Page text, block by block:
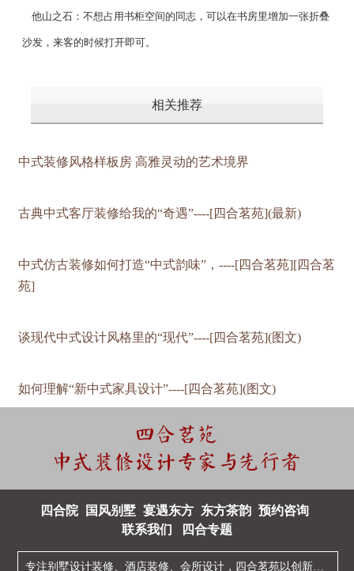
他山之石：不想占用书柜空间的同志，可以在书房里增加一张折叠
沙发，来客的时候打开即可。
相关推荐
中式装修风格样板房 高雅灵动的艺术境界
古典中式客厅装修给我的“奇遇”----[四合茗苑](最新)
中式仿古装修如何打造“中式韵味”，----[四合茗苑][四合茗
苑]
谈现代中式设计风格里的“现代”----[四合茗苑](图文)
如何理解“新中式家具设计”----[四合茗苑](图文)
四合院 国风别墅 宴遇东方 东方茶韵 预约咨询
联系我们
四合专题
专注别墅设计装修 、酒店装修 、会所设计 ，四合茗苑以创新型的